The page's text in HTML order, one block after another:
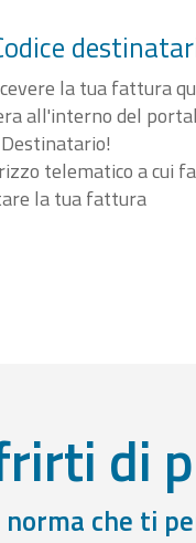
la tua fattura
all'interno del
telematico a cui
la tua fattura
di
che ti